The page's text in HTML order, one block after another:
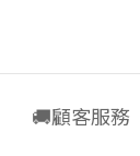
🚚顧客服務